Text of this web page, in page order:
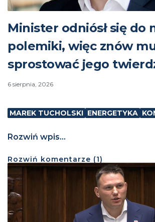
Minister odniósł się do
polemiki, więc znów
sprostować jego
6 sierpnia, 2026
MAREK TUCHOLSKI ENERGETYKA
Rozwiń wpis...
Rozwiń komentarze (1)